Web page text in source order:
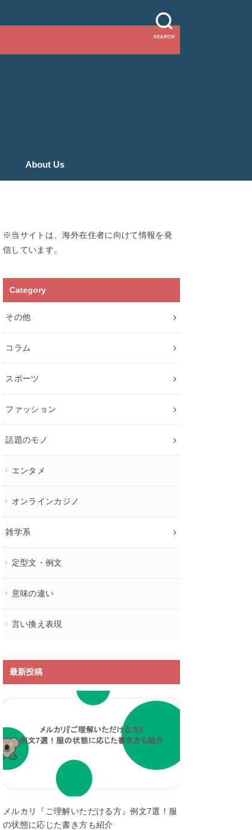
SEARCH
About Us
※当サイトは、海外在住者に向けて情報を発
信しています。
Category
その他
コラム
スポーツ
ファッション
話題のモノ
エンタメ
オンラインカジノ
雑学系
定型文・例文
意味の違い
言い換え表現
最新投稿
メルカリ『ご理解いただける方』例文7選！服
の状態に応じた書き方も紹介